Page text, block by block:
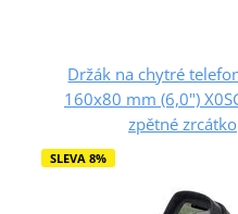
Držák na chytré
160x80 mm (6,0")
zpětné zrcátko
SLEVA 8%